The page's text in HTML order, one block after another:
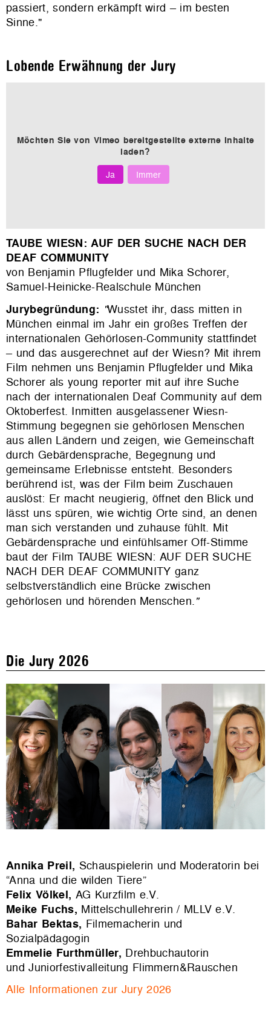
passiert, sondern erkämpft wird – im besten
Sinne."
Lobende Erwähnung der Jury
Möchten Sie von Vimeo bereitgestellte externe Inhalte
laden?
Ja Immer
TAUBE WIESN: AUF DER SUCHE NACH DER
DEAF COMMUNITY
von Benjamin Pflugfelder und Mika Schorer,
Samuel-Heinicke-Realschule München
Jurybegründung: "Wusstet ihr, dass mitten in
München einmal im Jahr ein großes Treffen der
internationalen Gehörlosen-Community stattfindet
– und das ausgerechnet auf der Wiesn? Mit ihrem
Film nehmen uns Benjamin Pflugfelder und Mika
Schorer als young reporter mit auf ihre Suche
nach der internationalen Deaf Community auf dem
Oktoberfest. Inmitten ausgelassener Wiesn-
Stimmung begegnen sie gehörlosen Menschen
aus allen Ländern und zeigen, wie Gemeinschaft
durch Gebärdensprache, Begegnung und
gemeinsame Erlebnisse entsteht. Besonders
berührend ist, was der Film beim Zuschauen
auslöst: Er macht neugierig, öffnet den Blick und
lässt uns spüren, wie wichtig Orte sind, an denen
man sich verstanden und zuhause fühlt. Mit
Gebärdensprache und einfühlsamer Off-Stimme
baut der Film TAUBE WIESN: AUF DER SUCHE
NACH DER DEAF COMMUNITY ganz
selbstverständlich eine Brücke zwischen
gehörlosen und hörenden Menschen."
Die Jury 2026
Annika Preil, Schauspielerin und Moderatorin bei
“Anna und die wilden Tiere”
Felix Völkel, AG Kurzfilm e.V.
Meike Fuchs, Mittelschullehrerin / MLLV e.V.
Bahar Bektas, Filmemacherin und
Sozialpädagogin
Emmelie Furthmüller, Drehbuchautorin
und Juniorfestivalleitung Flimmern&Rauschen
Alle Informationen zur Jury 2026